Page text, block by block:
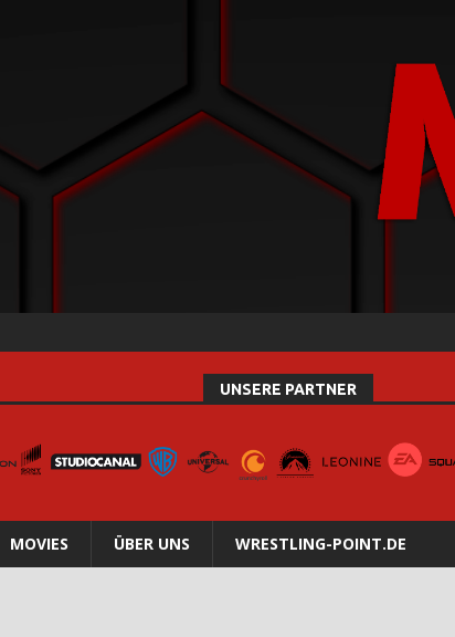
UNSERE PARTNER
MOVIES ÜBER UNS WRESTLING-POINT.DE